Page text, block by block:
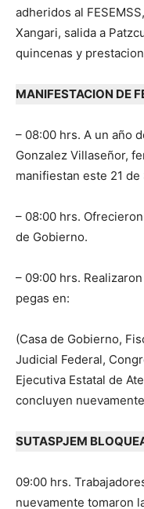
adheridos al
Xangari, salida a
quincenas y
MANIFESTACION DE
– 08:00 hrs. A un año
Gonzalez Villaseñor,
manifiestan este 21
– 08:00 hrs.
de Gobierno.
– 09:00 hrs.
pegas en:
(Casa de Gobierno,
Judicial Federal,
Ejecutiva Estatal de
concluyen
SUTASPJEM
09:00 hrs.
nuevamente tomaron